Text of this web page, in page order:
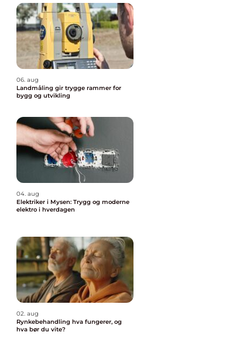
06. aug
Landmåling gir trygge rammer for
bygg og utvikling
04. aug
Elektriker i Mysen: Trygg og moderne
elektro i hverdagen
02. aug
Rynkebehandling hva fungerer, og
hva bør du vite?